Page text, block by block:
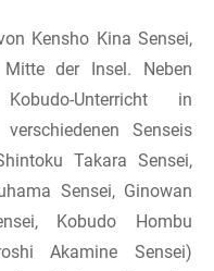
Kensho Kina Sensei,
der Insel. Neben
Unterricht in
Senseis
Takara Sensei,
Sensei, Ginowan
Kobudo Hombu
Akamine Sensei)